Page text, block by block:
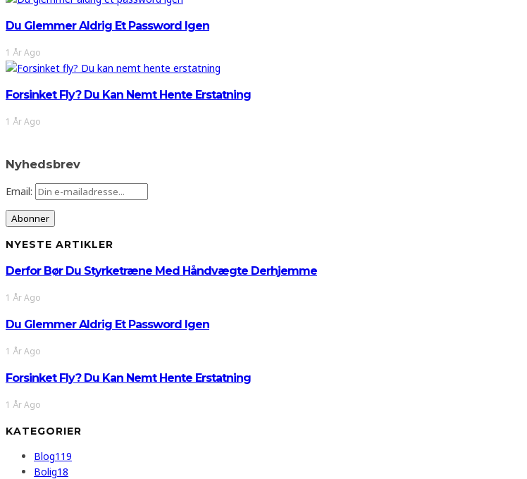
Du Glemmer Aldrig Et Password Igen
1 År Ago
Forsinket Fly? Du Kan Nemt Hente Erstatning
1 År Ago
Nyhedsbrev
Email:
NYESTE ARTIKLER
Derfor Bør Du Styrketræne Med Håndvægte Derhjemme
1 År Ago
Du Glemmer Aldrig Et Password Igen
1 År Ago
Forsinket Fly? Du Kan Nemt Hente Erstatning
1 År Ago
KATEGORIER
Blog119
Bolig18